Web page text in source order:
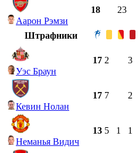
Аарон Рэмзи
18 23
Штрафники
Уэс Браун
17 2 3
Кевин Нолан
17 7 2
Неманья Видич
13 5 1 1